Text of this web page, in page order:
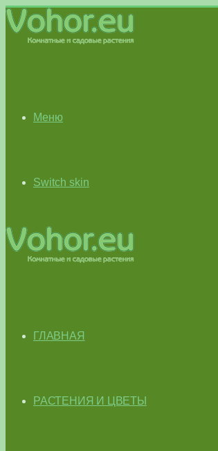
Меню
Switch skin
ГЛАВНАЯ
РАСТЕНИЯ И ЦВЕТЫ